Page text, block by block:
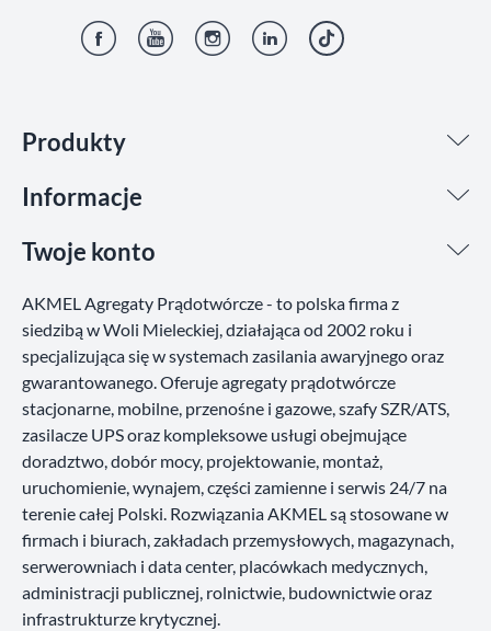
Produkty
Informacje
Twoje konto
AKMEL Agregaty Prądotwórcze - to polska firma z
siedzibą w Woli Mieleckiej, działająca od 2002 roku i
specjalizująca się w systemach zasilania awaryjnego oraz
gwarantowanego. Oferuje agregaty prądotwórcze
stacjonarne, mobilne, przenośne i gazowe, szafy SZR/ATS,
zasilacze UPS oraz kompleksowe usługi obejmujące
doradztwo, dobór mocy, projektowanie, montaż,
uruchomienie, wynajem, części zamienne i serwis 24/7 na
terenie całej Polski. Rozwiązania AKMEL są stosowane w
firmach i biurach, zakładach przemysłowych, magazynach,
serwerowniach i data center, placówkach medycznych,
administracji publicznej, rolnictwie, budownictwie oraz
infrastrukturze krytycznej.